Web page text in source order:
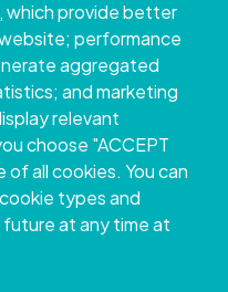
provide better
performance
aggregated
and marketing
relevant
choose "ACCEPT
all cookies. You can
types and
at any time at
Council of
reserved